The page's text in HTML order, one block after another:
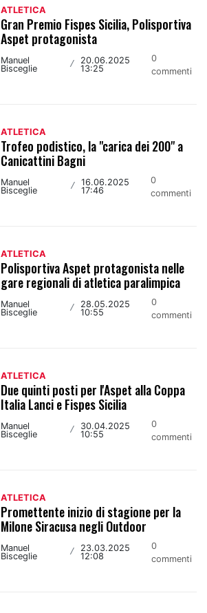
ATLETICA
Gran Premio Fispes Sicilia, Polisportiva
Aspet protagonista
Manuel
Bisceglie
/
20.06.2025
13:25
0
commenti
ATLETICA
Trofeo podistico, la "carica dei 200" a
Canicattini Bagni
Manuel
Bisceglie
/
16.06.2025
17:46
0
commenti
ATLETICA
Polisportiva Aspet protagonista nelle
gare regionali di atletica paralimpica
Manuel
Bisceglie
/
28.05.2025
10:55
0
commenti
ATLETICA
Due quinti posti per l'Aspet alla Coppa
Italia Lanci e Fispes Sicilia
Manuel
Bisceglie
/
30.04.2025
10:55
0
commenti
ATLETICA
Promettente inizio di stagione per la
Milone Siracusa negli Outdoor
Manuel
Bisceglie
/
23.03.2025
12:08
0
commenti